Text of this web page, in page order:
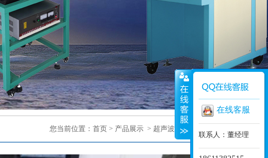
您当前位置： 首页 > 产品展示 > 超声波清洗机
在线客服
联系人：董经理